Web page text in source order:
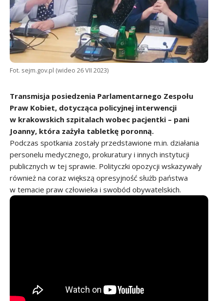
Fot. sejm.gov.pl (wideo 26 VII 2023)
Transmisja posiedzenia Parlamentarnego Zespołu
Praw Kobiet, dotycząca policyjnej interwencji
w krakowskich szpitalach wobec pacjentki – pani
Joanny, która zażyła tabletkę poronną.
Podczas spotkania zostały przedstawione m.in. działania
personelu medycznego, prokuratury i innych instytucji
publicznych w tej sprawie. Polityczki opozycji wskazywały
również na coraz większą opresyjność służb państwa
w temacie praw człowieka i swobód obywatelskich.